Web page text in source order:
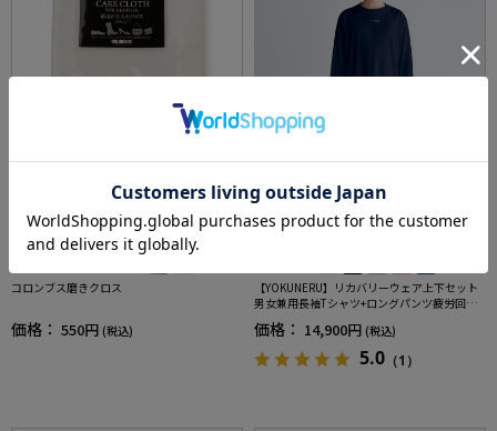
コロンブス磨きクロス
価格： 550円 (税込)
【YOKUNERU】リカバリーウェア上下セット
男女兼用長袖Tシャツ+ロングパンツ疲労回復
血行促進遠赤外線快眠NANOMIX(R)【一般医療
機器】SS～LLサイズ
価格： 14,900円 (税込)
5.0 （1）